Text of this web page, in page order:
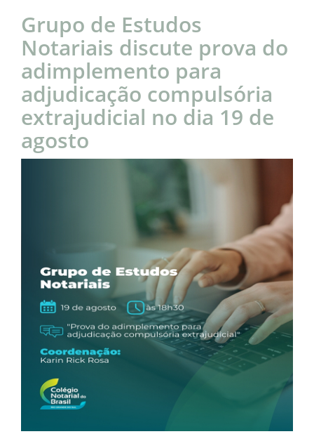
Grupo de Estudos
Notariais discute prova do
adimplemento para
adjudicação compulsória
extrajudicial no dia 19 de
agosto